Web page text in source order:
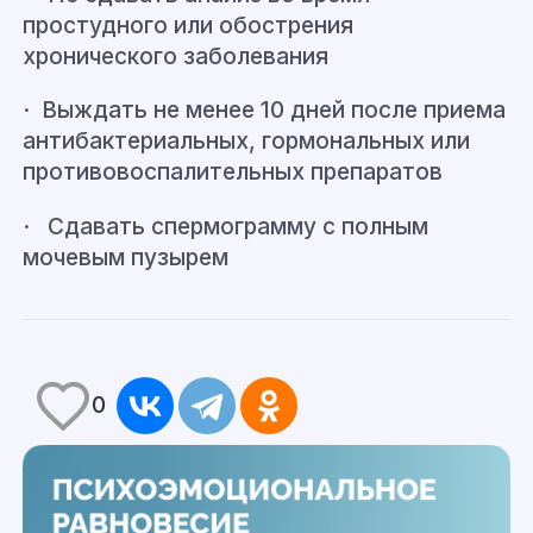
простудного или обострения
хронического заболевания
· Выждать не менее 10 дней после приема
антибактериальных, гормональных или
противовоспалительных препаратов
· Сдавать спермограмму с полным
мочевым пузырем
0